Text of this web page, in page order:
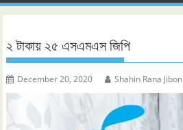
২ টাকায় ২৫ এসএমএস জিপি
December 20, 2020 Shahin Rana Jibon